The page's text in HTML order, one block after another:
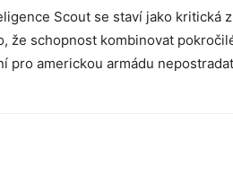
Scout se staví jako kritická
že schopnost kombinovat
pro americkou armádu